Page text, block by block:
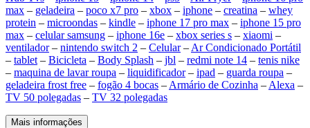
max – geladeira – poco x7 pro – xbox – iphone – creatina – whey
protein – microondas – kindle – iphone 17 pro max – iphone 15 pro
max – celular samsung – iphone 16e – xbox series s – xiaomi –
ventilador– nintendo switch 2 – Celular– Ar Condicionado Portátil
– tablet – Bicicleta – Body Splash – jbl – redmi note 14 – tenis nike
– maquina de lavar roupa – liquidificador– ipad – guarda roupa –
geladeira frost free – fogão 4 bocas – Armário de Cozinha – Alexa –
TV 50 polegadas – TV 32 polegadas
Mais informações